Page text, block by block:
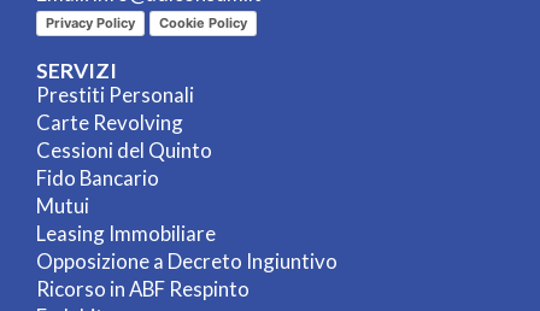
Privacy Policy Cookie Policy
SERVIZI
Prestiti Personali
Carte Revolving
Cessioni del Quinto
Fido Bancario
Mutui
Leasing Immobiliare
Opposizione a Decreto Ingiuntivo
Ricorso in ABF Respinto